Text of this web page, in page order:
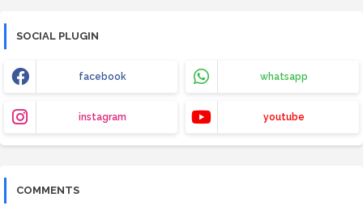
SOCIAL PLUGIN
facebook whatsapp
instagram youtube
COMMENTS